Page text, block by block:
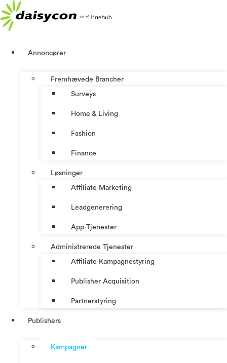
Videre
til
indhold
Annoncører
Fremhævede Brancher
Surveys
Home & Living
Fashion
Finance
Løsninger
Affiliate Marketing
Leadgenerering
App-Tjenester
Administrerede Tjenester
Affiliate Kampagnestyring
Publisher Acquisition
Partnerstyring
Publishers
Kampagner